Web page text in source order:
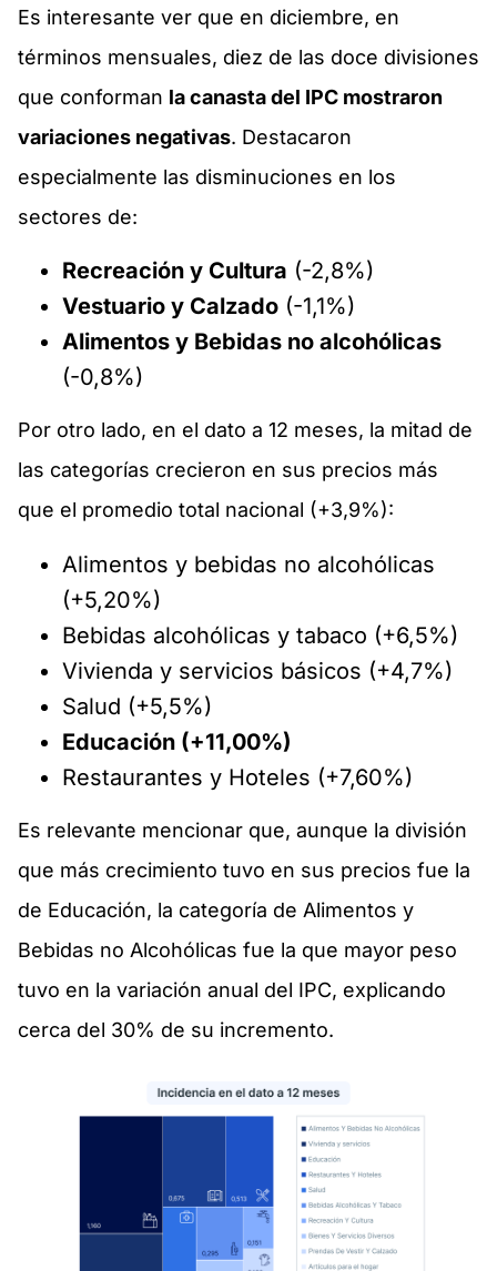
Es interesante ver que en diciembre, en
términos mensuales, diez de las doce divisiones
que conforman la canasta del IPC mostraron
variaciones negativas. Destacaron
especialmente las disminuciones en los
sectores de:
Recreación y Cultura (-2,8%)
Vestuario y Calzado (-1,1%)
Alimentos y Bebidas no alcohólicas
(-0,8%)
Por otro lado, en el dato a 12 meses, la mitad de
las categorías crecieron en sus precios más
que el promedio total nacional (+3,9%):
Alimentos y bebidas no alcohólicas
(+5,20%)
Bebidas alcohólicas y tabaco (+6,5%)
Vivienda y servicios básicos (+4,7%)
Salud (+5,5%)
Educación (+11,00%)
Restaurantes y Hoteles (+7,60%)
Es relevante mencionar que, aunque la división
que más crecimiento tuvo en sus precios fue la
de Educación, la categoría de Alimentos y
Bebidas no Alcohólicas fue la que mayor peso
tuvo en la variación anual del IPC, explicando
cerca del 30% de su incremento.